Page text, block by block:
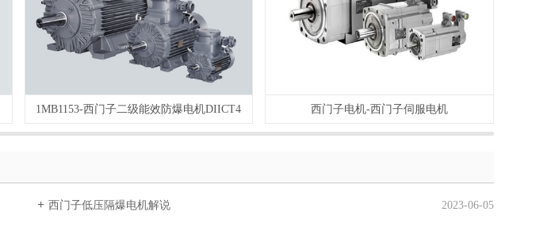
1MB1153-西门子二级能效防爆电机DIICT4 西门子电机-西门子伺服电机
西门子低压隔爆电机解说 2023-06-05